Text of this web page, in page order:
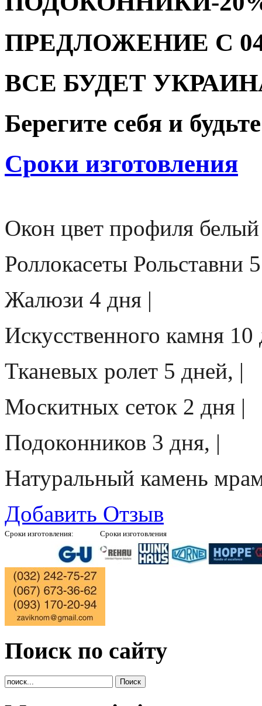
ПРЕДЛОЖЕНИЕ С
ВСЕ БУДЕТ
Берегите себя и
Сроки изготовления
Окон цвет профиля
Роллокасеты Рольставни
Жалюзи 4 дня |
Искусственного камня 10
Тканевых ролет 5 дней, |
Москитных сеток 2 дня |
Подоконников 3 дня, |
Натуральный камень
Добавить Отзыв
Сроки изготовления:
Сроки изготовления
Окон цвет профиля белый 10 дней, |Роллокасеты Рольставни 5 дней, |
Подоконников 3 дня, | Натуральный камень мрамор, гранит 7 дней |
|
Поиск по сайту